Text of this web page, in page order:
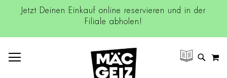
Jetzt Deinen Einkauf online reservieren und in der
Filiale abholen!
SUCHE